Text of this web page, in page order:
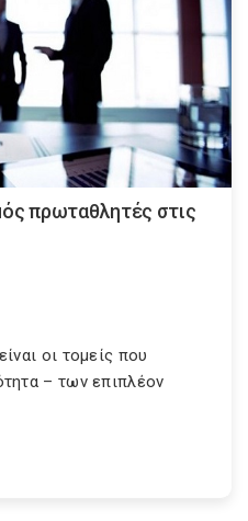
πρωταθλητές στις
οι τομείς που
– των επιπλέον